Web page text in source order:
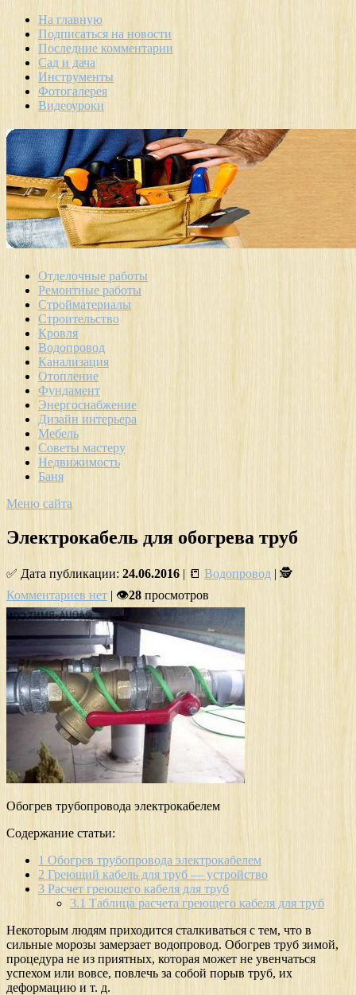
На главную
Подписаться на новости
Последние комментарии
Сад и дача
Инструменты
Фотогалерея
Видеоуроки
Отделочные работы
Ремонтные работы
Стройматериалы
Строительство
Кровля
Водопровод
Канализация
Отопление
Фундамент
Энергоснабжение
Дизайн интерьера
Мебель
Советы мастеру
Недвижимость
Баня
Меню сайта
Электрокабель для обогрева труб
✅ Дата публикации: 24.06.2016 | 📒 Водопровод | 🕵
Комментариев нет | 👁28 просмотров
Обогрев трубопровода электрокабелем
Содержание статьи:
1 Обогрев трубопровода электрокабелем
2 Греющий кабель для труб — устройство
3 Расчет греющего кабеля для труб
3.1 Таблица расчета греющего кабеля для труб
Некоторым людям приходится сталкиваться с тем, что в
сильные морозы замерзает водопровод. Обогрев труб зимой,
процедура не из приятных, которая может не увенчаться
успехом или вовсе, повлечь за собой порыв труб, их
деформацию и т. д.